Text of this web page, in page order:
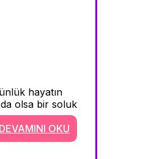
hayatın
olsa bir soluk
DEVAMINI OKU